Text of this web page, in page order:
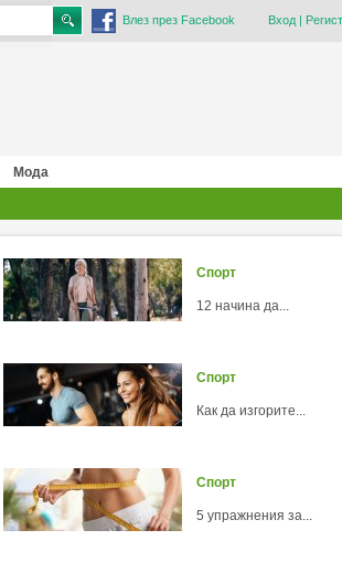
Влез през Facebook Вход|
Мода
Спорт
12 начина да...
Спорт
Как да изгорите...
Спорт
5 упражнения за...